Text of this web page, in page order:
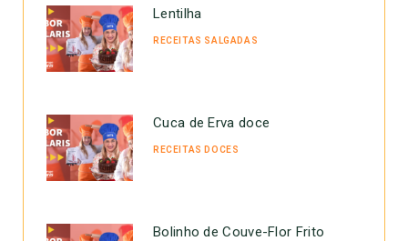
Lentilha
RECEITAS SALGADAS
Cuca de Erva doce
RECEITAS DOCES
Bolinho de Couve-Flor Frito